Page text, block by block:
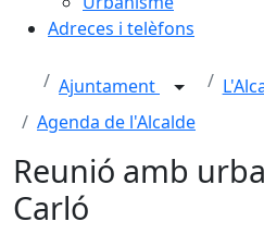
Adreces i telèfons
Ajuntament
Agenda de l'Alcalde
Reunió amb
Carló